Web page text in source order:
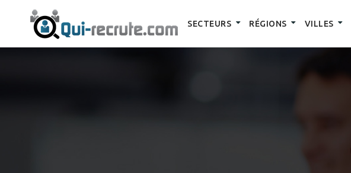
SECTEURS RÉGIONS VILLES